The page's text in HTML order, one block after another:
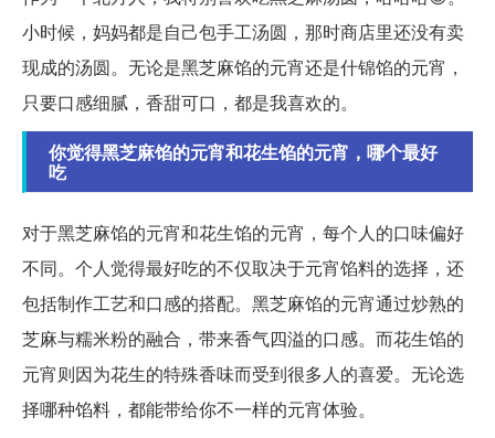
小时候，妈妈都是自己包手工汤圆，那时商店里还没有卖
现成的汤圆。无论是黑芝麻馅的元宵还是什锦馅的元宵，
只要口感细腻，香甜可口，都是我喜欢的。
你觉得黑芝麻馅的元宵和花生馅的元宵，哪个最好
吃
对于黑芝麻馅的元宵和花生馅的元宵，每个人的口味偏好
不同。个人觉得最好吃的不仅取决于元宵馅料的选择，还
包括制作工艺和口感的搭配。黑芝麻馅的元宵通过炒熟的
芝麻与糯米粉的融合，带来香气四溢的口感。而花生馅的
元宵则因为花生的特殊香味而受到很多人的喜爱。无论选
择哪种馅料，都能带给你不一样的元宵体验。